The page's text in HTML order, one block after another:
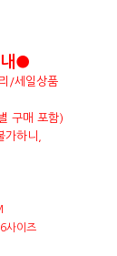
내●
/세일상품
구매 포함)
하니,
사이즈